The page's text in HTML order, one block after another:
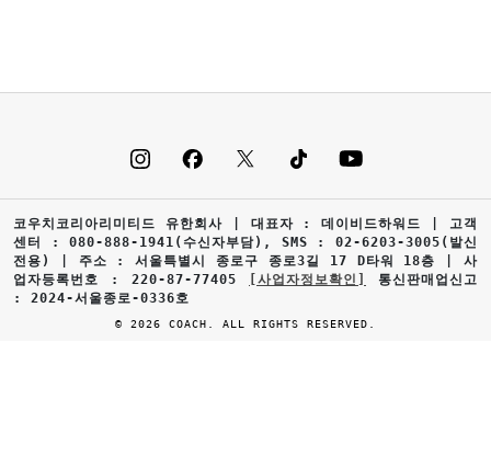
코우치코리아리미티드 유한회사 | 대표자 : 데이비드하워드 | 고객
센터 : 080-888-1941(수신자부담), SMS : 02-6203-3005(발신
전용) | 주소 : 서울특별시 종로구 종로3길 17 D타워 18층 | 사
업자등록번호 : 220-87-77405
[사업자정보확인]
통신판매업신고
: 2024-서울종로-0336호
© 2026 COACH. ALL RIGHTS RESERVED.